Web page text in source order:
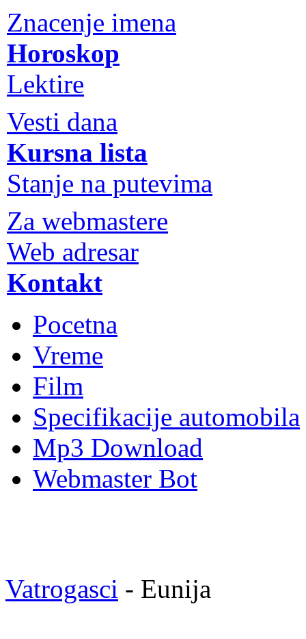
Znacenje imena
Horoskop
Lektire
Vesti dana
Kursna lista
Stanje na putevima
Za webmastere
Web adresar
Kontakt
Pocetna
Vreme
Film
Specifikacije automobila
Mp3 Download
Webmaster Bot
Vatrogasci - Eunija